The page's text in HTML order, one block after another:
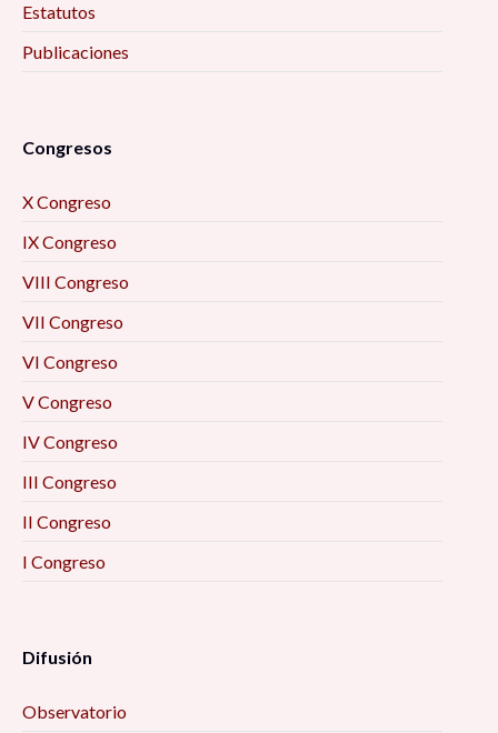
Estatutos
Publicaciones
Congresos
X Congreso
IX Congreso
VIII Congreso
VII Congreso
VI Congreso
V Congreso
IV Congreso
III Congreso
II Congreso
I Congreso
Difusión
Observatorio